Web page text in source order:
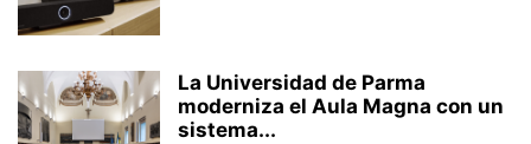
La Universidad de Parma
moderniza el Aula Magna con un
sistema...